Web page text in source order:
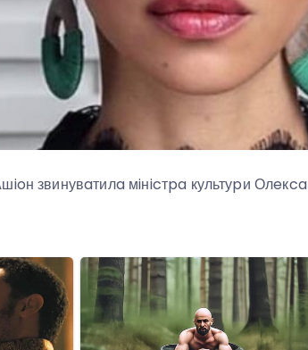
звинувaтилa мiнicтpa культуpи